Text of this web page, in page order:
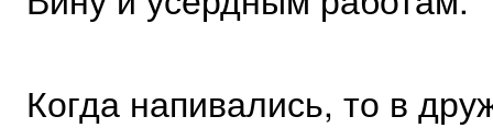
Когда напивались, то в